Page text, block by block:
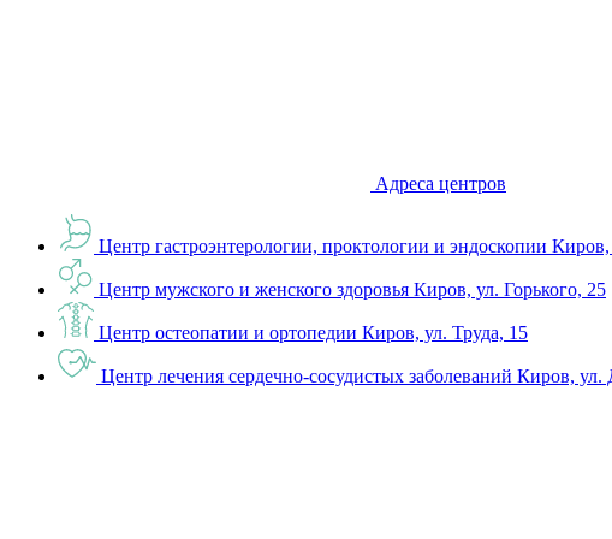
Адреса центров
Центр гастроэнтерологии, проктологии и эндоскопии Киров,
Центр мужского и женского здоровья Киров, ул. Горького, 25
Центр остеопатии и ортопедии Киров, ул. Труда, 15
Центр лечения сердечно-сосудистых заболеваний Киров, ул.